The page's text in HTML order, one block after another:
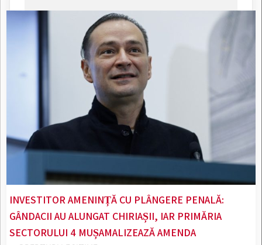
INVESTITOR AMENINȚĂ CU PLÂNGERE PENALĂ:
GÂNDACII AU ALUNGAT CHIRIAȘII, IAR PRIMĂRIA
SECTORULUI 4 MUȘAMALIZEAZĂ AMENDA